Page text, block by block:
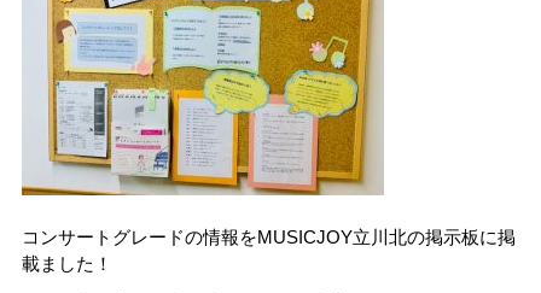
コンサートグレードの情報をMUSICJOY立川北の掲示板に掲
載ました！